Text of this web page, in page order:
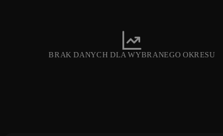
BRAK DANYCH DLA WYBRANEGO OKRESU